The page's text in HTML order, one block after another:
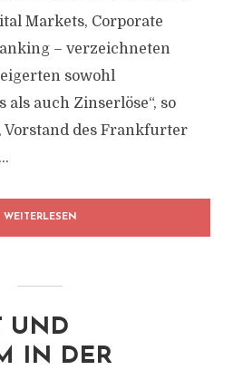
Markets, Corporate
– verzeichneten
sowohl
als auch Zinserlöse“, so
des Frankfurter
WEITERLESEN
UND
IN DER